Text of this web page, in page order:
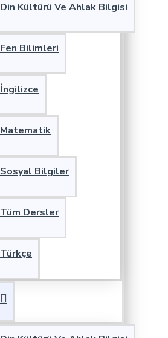
Din Kültürü Ve Ahlak Bilgisi
Fen Bilimleri
İngilizce
Matematik
Sosyal Bilgiler
Tüm Dersler
Türkçe